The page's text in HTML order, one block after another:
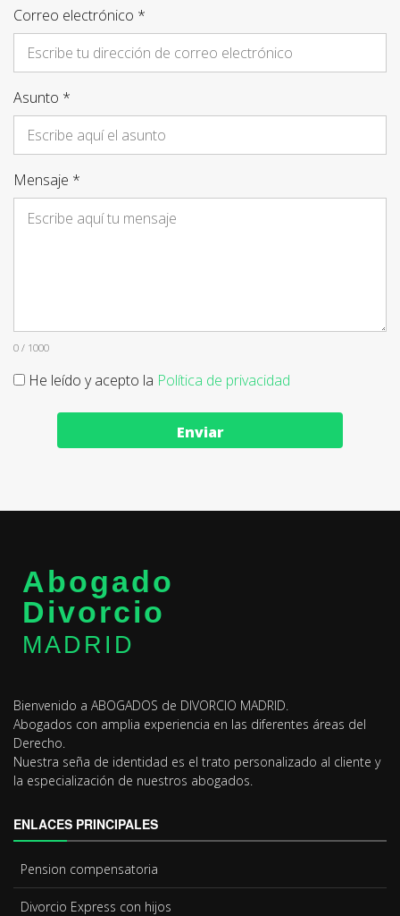
Correo electrónico *
Asunto *
Mensaje *
0 / 1000
He leído y acepto la Política de privacidad
Enviar
Abogado
Divorcio
MADRID
Bienvenido a ABOGADOS de DIVORCIO MADRID.
Abogados con amplia experiencia en las diferentes áreas del
Derecho.
Nuestra seña de identidad es el trato personalizado al cliente y
la especialización de nuestros abogados.
ENLACES PRINCIPALES
Pension compensatoria
Divorcio Express con hijos